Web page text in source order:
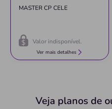
Necessita consultar o plano
MASTER CP CELE
Valor indisponível.
Ver mais detalhes
Veja planos de